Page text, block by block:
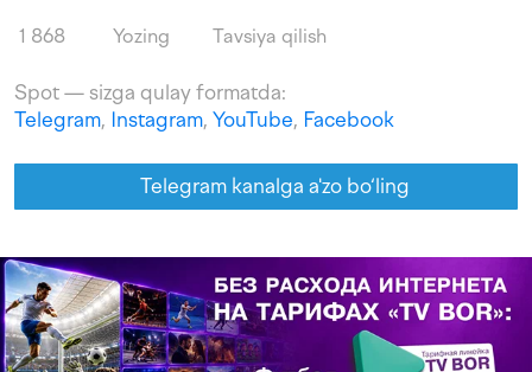
1 868 Yozing Tavsiya qilish
Spot — sizga qulay formatda:
Telegram, Instagram, YouTube, Facebook
Telegram kanalga a'zo bo‘ling